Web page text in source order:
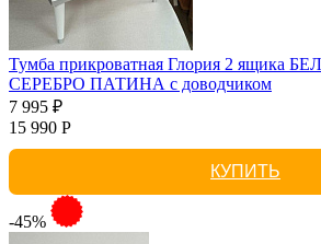
Тумба прикроватная Глория 2 ящика
СЕРЕБРО ПАТИНА с доводчиком
7 995 ₽
15 990 Р
КУПИТЬ
-45%